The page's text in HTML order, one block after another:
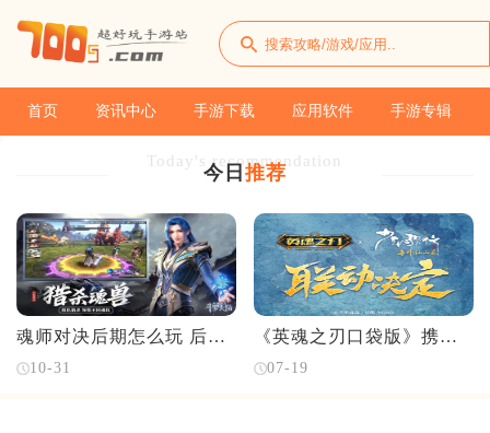
首页 资讯中心 手游下载 应用软件 手游专辑
Today's recommendation
今日 推荐
魂师对决后期怎么玩 后期
玩法介绍
10-31
《英魂之刃口袋版》携手
《少年歌行》演绎“何为国
07-19